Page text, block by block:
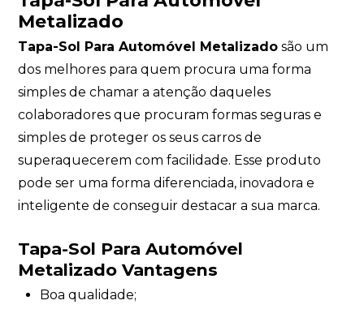
Metalizado
Tapa-Sol Para Automóvel Metalizado são um
dos melhores para quem procura uma forma
simples de chamar a atenção daqueles
colaboradores que procuram formas seguras e
simples de proteger os seus carros de
superaquecerem com facilidade. Esse produto
pode ser uma forma diferenciada, inovadora e
inteligente de conseguir destacar a sua marca.
Tapa-Sol Para Automóvel
Metalizado Vantagens
Boa qualidade;